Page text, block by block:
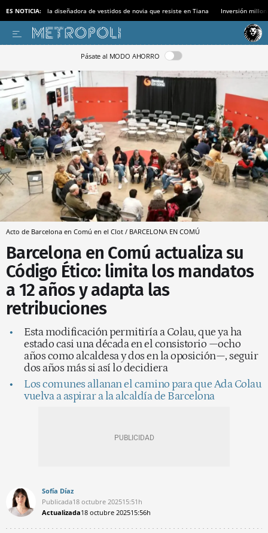
ES NOTICIA: la diseñadora de vestidos de novia que resiste en Tiana Inversión
Pásate al MODO AHORRO
Acto de Barcelona en Comú en el Clot / BARCELONA EN COMÚ
Barcelona en Comú actualiza su
Código Ético: limita los mandatos
a 12 años y adapta las
retribuciones
Esta modificación permitiría a Colau, que ya ha
estado casi una década en el consistorio —ocho
años como alcaldesa y dos en la oposición—, seguir
dos años más si así lo decidiera
Los comunes allanan el camino para que Ada Colau
vuelva a aspirar a la alcaldía de Barcelona
Sofía Díaz
Publicada18 octubre 202515:51h
Actualizada18 octubre 202515:56h